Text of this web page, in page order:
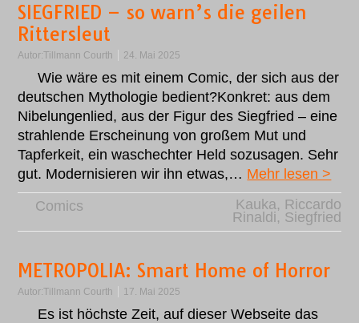
SIEGFRIED ­– so warn’s die geilen
Rittersleut
Autor:Tillmann Courth 24. Mai 2025
Wie wäre es mit einem Comic, der sich aus der
deutschen Mythologie bedient?Konkret: aus dem
Nibelungenlied, aus der Figur des Siegfried – eine
strahlende Erscheinung von großem Mut und
Tapferkeit, ein waschechter Held sozusagen. Sehr
gut. Modernisieren wir ihn etwas,… Mehr lesen >
Comics
Kauka, Riccardo
Rinaldi, Siegfried
METROPOLIA: Smart Home of Horror
Autor:Tillmann Courth 17. Mai 2025
Es ist höchste Zeit, auf dieser Webseite das